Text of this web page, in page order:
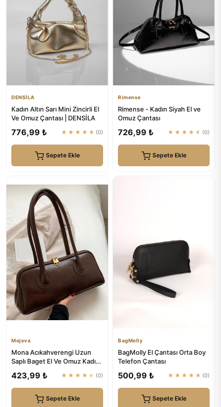
DENSİLA
Kadın Altın Sarı Mini Zincirli El
Ve Omuz Çantası | DENSİLA
776,99 ₺ ★★★★★ (0)
Sepete Ekle
Rimense
Rimense - Kadın Siyah El ve
Omuz Çantası
726,99 ₺ ★★★★★ (0)
Sepete Ekle
Mojeva
Mona Acıkahverengi Uzun
Saplı Baget El Ve Omuz Kadın
423,99 ₺ ★★★★★ (0)
Sepete Ekle
BagMolly
BagMolly El Çantası Orta Boy
Telefon Çantası
500,99 ₺ ★★★★★ (0)
Sepete Ekle